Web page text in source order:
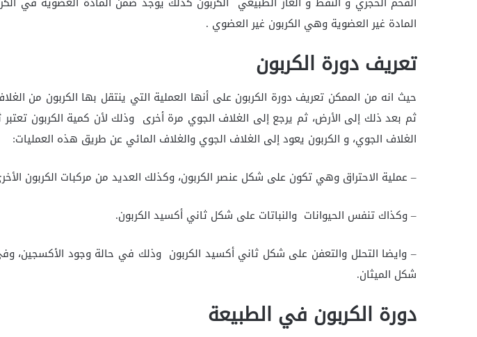
المادة غير العضوية وهي الكربون غير العضوي .
تعريف دورة الكربون
حيث انه من الممكن تعريف دورة الكربون على أنها العملية التي ينتقل بها الكربون من
ثم بعد ذلك إلى الأرض، ثم يرجع إلى الغلاف الجوي مرة أخرى وذلك لأن كمية الكربون
الغلاف الجوي، و الكربون يعود إلى الغلاف الجوي والغلاف المائي عن طريق هذه العمليات:
– عملية الاحتراق وهي تكون على شكل عنصر الكربون، وكذلك العديد من مركبات الكربون
– وكذاك تنفس الحيوانات والنباتات على شكل ثاني أكسيد الكربون.
– وايضا التحلل والتعفن على شكل ثاني أكسيد الكربون وذلك في حالة وجود الأكسجين،
شكل الميثان.
دورة الكربون في الطبيعة